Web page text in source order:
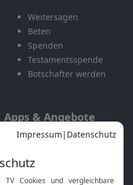
Weitersagen
Beten
Spenden
Testamentsspende
Botschafter werden
Apps & Angebote
Mobile App